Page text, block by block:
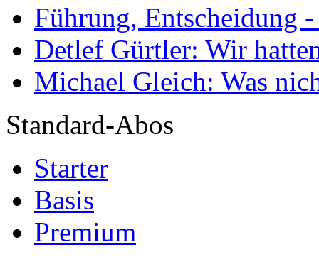
Führung, Entscheidung
Detlef Gürtler: Wir
Michael Gleich: Was
Standard-Abos
Starter
Basis
Premium